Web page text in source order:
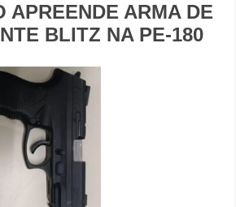
APREENDE ARMA DE
BLITZ NA PE-180